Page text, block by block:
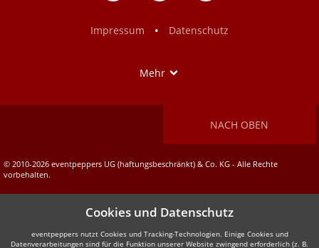
Impressum
• Datenschutz
Mehr
NACH OBEN
© 2010-2026 eventpeppers UG (haftungsbeschränkt) & Co. KG - Alle Rechte
vorbehalten.
Cookies und Datenschutz
eventpeppers nutzt Cookies und Tracking-Technologien. Einige Cookies und
Datenverarbeitungen sind für die Funktion unserer Website zwingend erforderlich (z. B.